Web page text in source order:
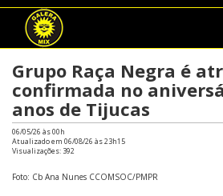
Grupo Raça Negra é
confirmada no
anos de Tijucas
06/05/26 às 00h
Atualizado em 06/08/26 às 23h15
Visualizações: 392
Foto: Cb Ana Nunes CCOMSOC/PMPR